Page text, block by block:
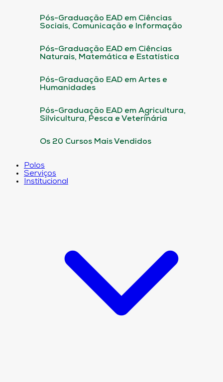
Pós-Graduação EAD em Ciências
Sociais, Comunicação e Informação
Pós-Graduação EAD em Ciências
Naturais, Matemática e Estatística
Pós-Graduação EAD em Artes e
Humanidades
Pós-Graduação EAD em Agricultura,
Silvicultura, Pesca e Veterinária
Os 20 Cursos Mais Vendidos
Polos
Serviços
Institucional